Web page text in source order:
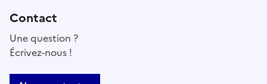
Contact
Une question ?
Écrivez-nous !